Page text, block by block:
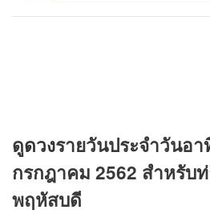
ดูดวงรายวันประจำวันอ
กรกฎาคม 2562 สำหรับ
พฤหัสบดี